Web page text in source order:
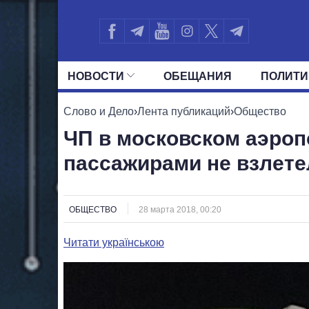
НОВОСТИ ОБЕЩАНИЯ
ВСЕ ПОЛИТИКИ ПРЕЗИДЕНТ И
Слово и Дело›Лента публикаций›Общество
ЧП в московском
пассажирами не
ОБЩЕСТВО 28 марта 2018, 00:20
Читати українською